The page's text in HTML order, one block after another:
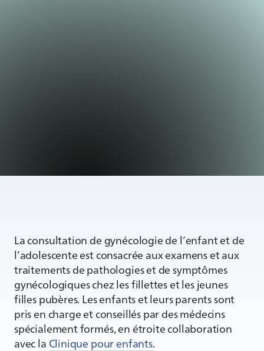
La consultation de gynécologie de l’enfant et de
l’adolescente est consacrée aux examens et aux
traitements de pathologies et de symptômes
gynécologiques chez les fillettes et les jeunes
filles pubères. Les enfants et leurs parents sont
pris en charge et conseillés par des médecins
spécialement formés, en étroite collaboration
avec la Clinique pour enfants.